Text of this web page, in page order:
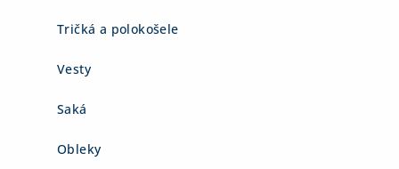
Tričká a polokošele
Vesty
Saká
Obleky